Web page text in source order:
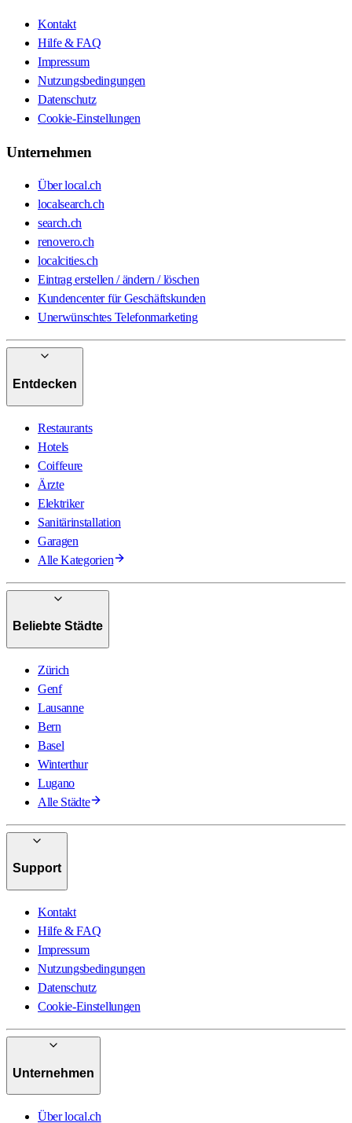
Kontakt
Hilfe & FAQ
Impressum
Nutzungsbedingungen
Datenschutz
Cookie-Einstellungen
Unternehmen
Über local.ch
localsearch.ch
search.ch
renovero.ch
localcities.ch
Eintrag erstellen / ändern / löschen
Kundencenter für Geschäftskunden
Unerwünschtes Telefonmarketing
Entdecken
Restaurants
Hotels
Coiffeure
Ärzte
Elektriker
Sanitärinstallation
Garagen
Alle Kategorien
Beliebte Städte
Zürich
Genf
Lausanne
Bern
Basel
Winterthur
Lugano
Alle Städte
Support
Kontakt
Hilfe & FAQ
Impressum
Nutzungsbedingungen
Datenschutz
Cookie-Einstellungen
Unternehmen
Über local.ch